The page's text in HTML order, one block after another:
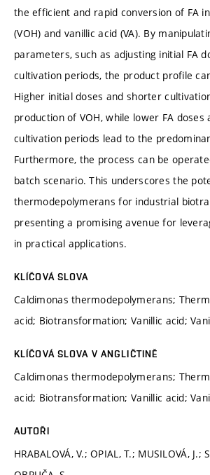
the efficient and rapid conversion of FA
(VOH) and vanillic acid (VA). By
parameters, such as adjusting initial FA
cultivation periods, the product profile
Higher initial doses and shorter
production of VOH, while lower FA doses
cultivation periods lead to the
Furthermore, the process can be
batch scenario. This underscores the
thermodepolymerans for industrial
presenting a promising avenue for
in practical applications.
KLÍČOVÁ SLOVA
Caldimonas thermodepolymerans;
acid; Biotransformation; Vanillic acid;
KLÍČOVÁ SLOVA V ANGLIČTINĚ
Caldimonas thermodepolymerans;
acid; Biotransformation; Vanillic acid;
AUTOŘI
HRABALOVÁ, V.; OPIAL, T.; MUSILOVÁ, J.;